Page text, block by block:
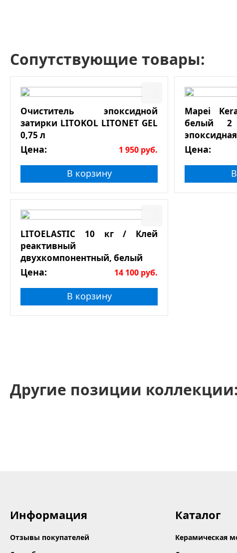
Сопутствующие товары:
Очиститель эпоксидной
затирки LITOKOL LITONET GEL
0,75 л
Цена: 1 950 руб.
В корзину
Mapei
белый
эпоксидная
Цена:
LITOELASTIC 10 кг / Клей
реактивный
двухкомпонентный, белый
Цена: 14 100 руб.
В корзину
Другие позиции коллекции:
Информация
Отзывы покупателей
Каталог
Керамическая